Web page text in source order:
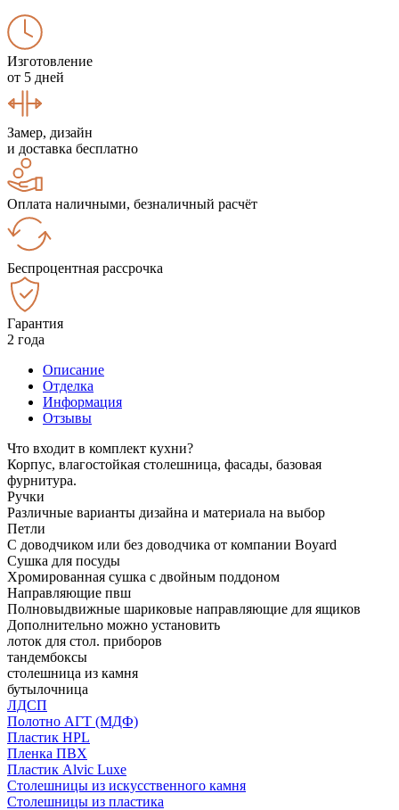
Изготовление
от 5 дней
Замер, дизайн
и доставка бесплатно
Оплата наличными, безналичный расчёт
Беспроцентная рассрочка
Гарантия
2 года
Описание
Отделка
Информация
Отзывы
Что входит в комплект кухни?
Корпус, влагостойкая столешница, фасады, базовая
фурнитура.
Ручки
Различные варианты дизайна и материала на выбор
Петли
С доводчиком или без доводчика от компании Boyard
Сушка для посуды
Хромированная сушка с двойным поддоном
Направляющие пвш
Полновыдвижные шариковые направляющие для ящиков
Дополнительно можно установить
лоток для стол. приборов
тандембоксы
столешница из камня
бутылочница
ЛДСП
Полотно АГТ (МДФ)
Пластик HPL
Пленка ПВХ
Пластик Alvic Luxe
Столешницы из искусственного камня
Столешницы из пластика